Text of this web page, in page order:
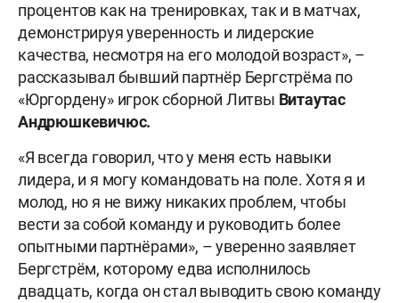
процентов как на тренировках, так и в матчах,
демонстрируя уверенность и лидерские
качества, несмотря на его молодой возраст», –
рассказывал бывший партнёр Бергстрёма по
«Юргордену» игрок сборной Литвы Витаутас
Андрюшкевичюс.
«Я всегда говорил, что у меня есть навыки
лидера, и я могу командовать на поле. Хотя я и
молод, но я не вижу никаких проблем, чтобы
вести за собой команду и руководить более
опытными партнёрами», – уверенно заявляет
Бергстрём, которому едва исполнилось
двадцать, когда он стал выводить свою команду